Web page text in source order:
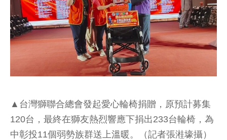
▲台灣獅聯合總會發起愛心輪椅捐贈，原預計募集
120台，最終在獅友熱烈響應下捐出233台輪椅，為
中彰投11個弱勢族群送上溫暖。（記者張溎壕攝）